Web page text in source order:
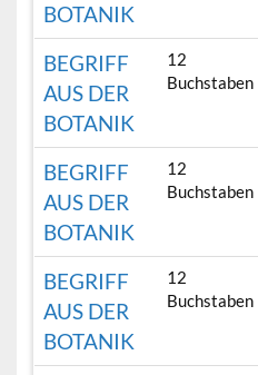
BOTANIK
BEGRIFF
AUS DER
BOTANIK
12
Buchstaben
BEGRIFF
AUS DER
BOTANIK
12
Buchstaben
BEGRIFF
AUS DER
BOTANIK
12
Buchstaben